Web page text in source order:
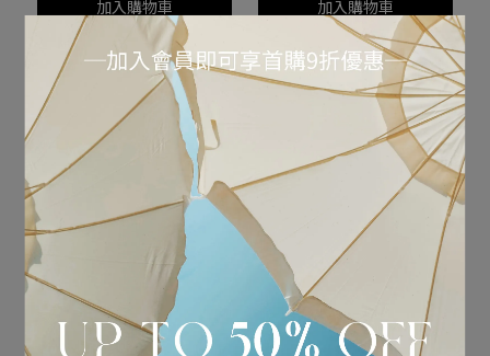
加入購物車 加入購物車
KIMHEKIM｜珍珠裝飾男
友風牛仔褲
NT$10,790
NT$21,580
KIMHEKIM｜珍珠裝飾氣
NT$11,290NT$22,580
加入購物車